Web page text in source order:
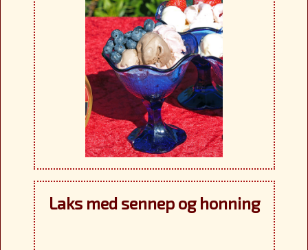
Laks med sennep og honning